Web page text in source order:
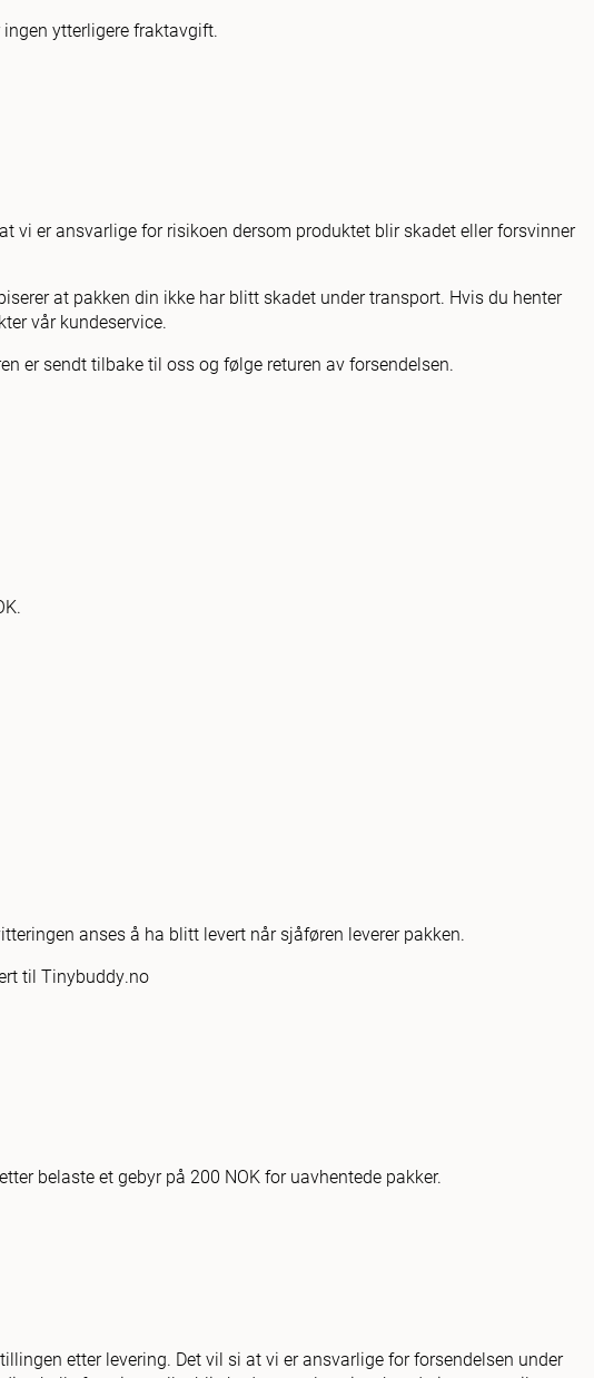
ytterligere fraktavgift.
vi er ansvarlige for risikoen dersom produktet blir skadet eller forsvinner
at pakken din ikke har blitt skadet under transport. Hvis du henter
vår kundeservice.
er sendt tilbake til oss og følge returen av forsendelsen.
anses å ha blitt levert når sjåføren leverer pakken.
til Tinybuddy.no
belaste et gebyr på 200 NOK for uavhentede pakker.
etter levering. Det vil si at vi er ansvarlige for forsendelsen under